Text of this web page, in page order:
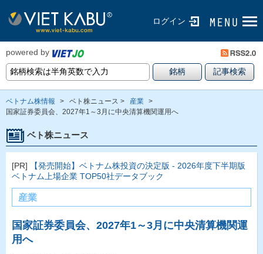
ログイン
powered by
ベトナム株情報 > ベト株ニュース > 産業 >
国家証券委員会、2027年1～3月に中央清算機関運用へ
ベト株ニュース
[PR]
【発売開始】ベトナム株投資の決定版 - 2026年度下半期版
ベトナム上場企業 TOP50社データブック
産業
国家証券委員会、2027年1～3月に中央清算機関運
用へ